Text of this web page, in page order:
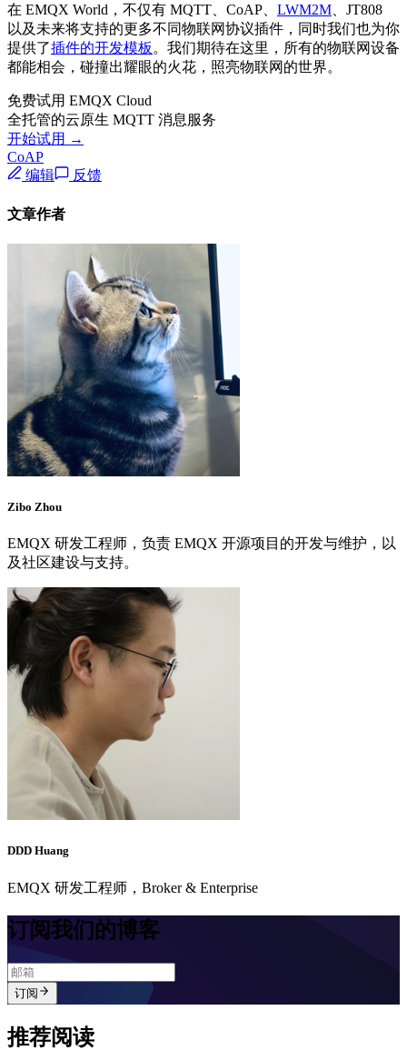
在 EMQX World，不仅有 MQTT、CoAP、 LWM2M 、JT808
以及未来将支持的更多不同物联网协议插件，同时我们也为你
提供了插件的开发模板 。我们期待在这里，所有的物联网设备
都能相会，碰撞出耀眼的火花，照亮物联网的世界。
免费试用 EMQX Cloud
全托管的云原生 MQTT 消息服务
开始试用 →
CoAP
编辑
反馈
文章作者
Zibo Zhou
EMQX 研发工程师，负责 EMQX 开源项目的开发与维护，以
及社区建设与支持。
DDD Huang
EMQX 研发工程师，Broker & Enterprise
订阅我们的博客
订阅
推荐阅读